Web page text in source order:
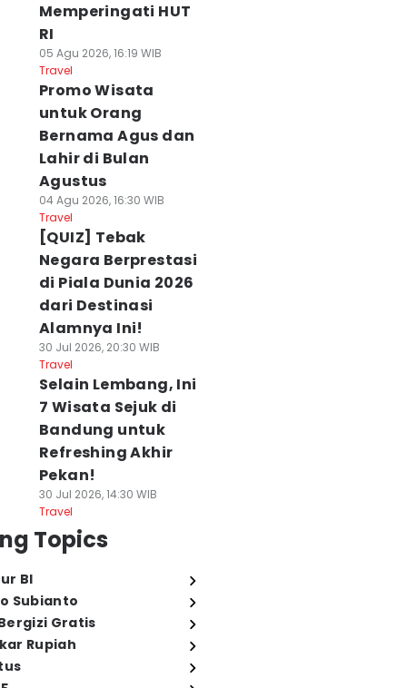
Memperingati HUT
RI
05 Agu 2026, 16:19 WIB
Travel
Promo Wisata
untuk Orang
Bernama Agus dan
Lahir di Bulan
Agustus
04 Agu 2026, 16:30 WIB
Travel
[QUIZ] Tebak
Negara Berprestasi
di Piala Dunia 2026
dari Destinasi
Alamnya Ini!
30 Jul 2026, 20:30 WIB
Travel
Selain Lembang, Ini
7 Wisata Sejuk di
Bandung untuk
Refreshing Akhir
Pekan!
30 Jul 2026, 14:30 WIB
Travel
Topics
BI
Subianto
Gratis
Rupiah